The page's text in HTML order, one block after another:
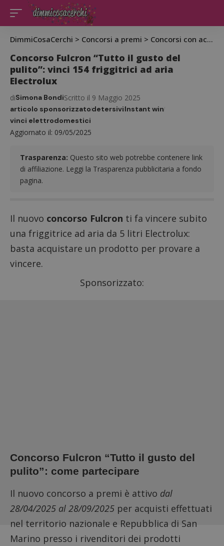
DimmiCosaCerchi > Concorsi a premi > Concorsi con acquisto
Concorso Fulcron “Tutto il gusto del
pulito”: vinci 154 friggitrici ad aria
Electrolux
Aggiornato il: 09/05/2025
diSimona BondiScritto il 9 Maggio 2025
articolo sponsorizzatodetersiviInstant win
vinci elettrodomestici
Trasparenza: Questo sito web potrebbe contenere link
di affiliazione. Leggi la Trasparenza pubblicitaria a fondo
pagina.
Il nuovo concorso Fulcron ti fa vincere subito
una friggitrice ad aria da 5 litri Electrolux:
basta acquistare un prodotto per provare a
vincere.
Sponsorizzato:
Concorso Fulcron “Tutto il gusto del
pulito”: come partecipare
Il nuovo concorso a premi è attivo dal
28/04/2025 al 28/09/2025 per acquisti effettuati
nel territorio nazionale e Repubblica di San
Marino presso i rivenditori dei prodotti